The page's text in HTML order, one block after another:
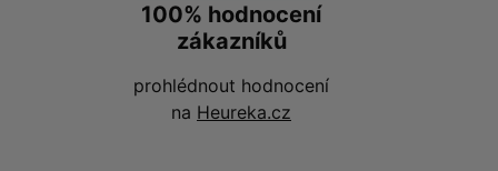
100% hodnocení
zákazníků
prohlédnout hodnocení
na Heureka.cz